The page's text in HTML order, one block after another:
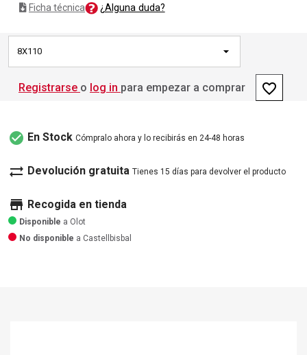
Ficha técnica ¿Alguna duda?
8X110
Registrarse o log in para empezar a comprar favorite_border
check_circle En Stock Cómpralo ahora y lo recibirás en 24-48 horas
sync_alt Devolución gratuita Tienes 15 días para devolver el producto
store Recogida en tienda
Disponible a Olot
No disponible a Castellbisbal